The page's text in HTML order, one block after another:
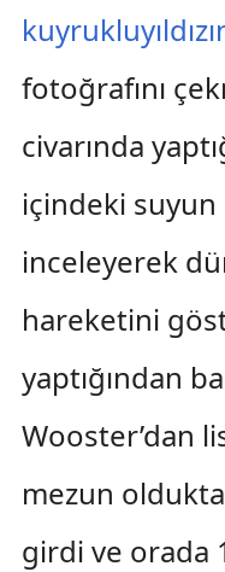
fotoğrafını
civarında
içindeki
inceleyerek
hareketini
yaptığından
Wooster’dan
mezun
girdi ve orada